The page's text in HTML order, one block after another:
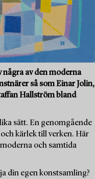
några av den moderna
så som Einar Jolin,
Hallström bland
sätt. En genomgående
kärlek till verken. Här
och samtida
din egen konstsamling?